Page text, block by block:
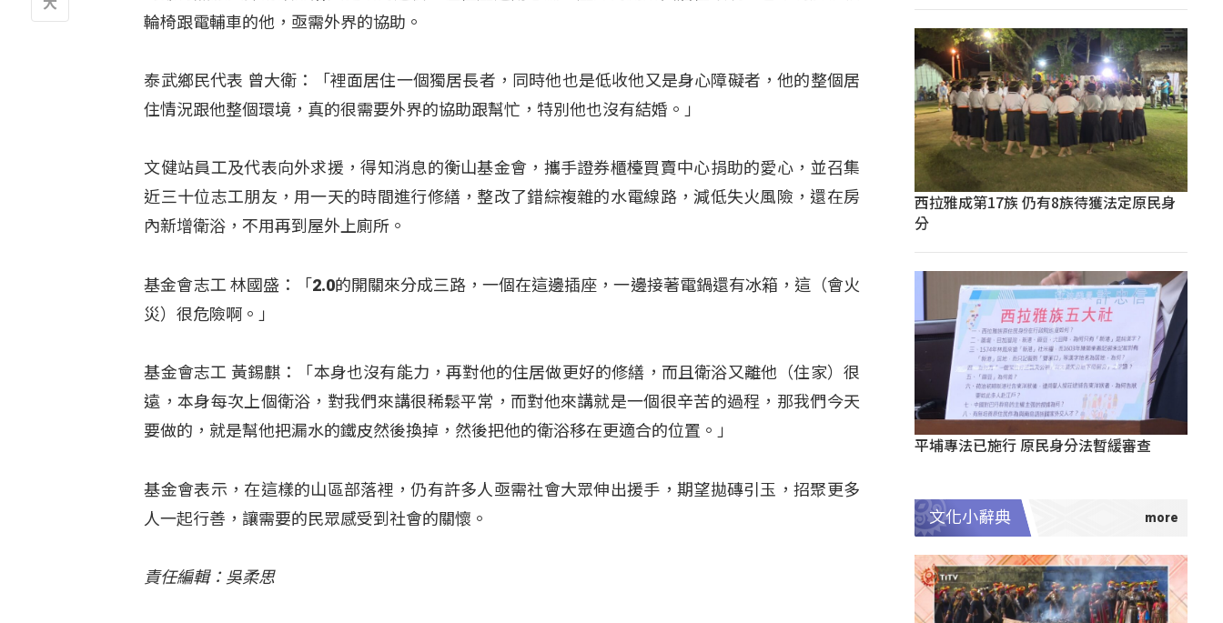
輪椅跟電輔車的他，亟需外界的協助。
泰武鄉民代表 曾大衛：「裡面居住一個獨居長者，同時他也是低收他又是身心障礙者，他的整個居
住情況跟他整個環境，真的很需要外界的協助跟幫忙，特別他也沒有結婚。」
文健站員工及代表向外求援，得知消息的衡山基金會，攜手證券櫃檯買賣中心捐助的愛心，並召集
近三十位志工朋友，用一天的時間進行修繕，整改了錯綜複雜的水電線路，減低失火風險，還在房
內新增衛浴，不用再到屋外上廁所。
基金會志工 林國盛：「2.0的開關來分成三路，一個在這邊插座，一邊接著電鍋還有冰箱，這（會火
災）很危險啊。」
基金會志工 黃錫麒：「本身也沒有能力，再對他的住居做更好的修繕，而且衛浴又離他（住家）很
遠，本身每次上個衛浴，對我們來講很稀鬆平常，而對他來講就是一個很辛苦的過程，那我們今天
要做的，就是幫他把漏水的鐵皮然後換掉，然後把他的衛浴移在更適合的位置。」
基金會表示，在這樣的山區部落裡，仍有許多人亟需社會大眾伸出援手，期望拋磚引玉，招聚更多
人一起行善，讓需要的民眾感受到社會的關懷。
責任編輯：吳柔思
西拉雅成第17族 仍有8族待獲法定原民身
分
平埔專法已施行 原民身分法暫緩審查
文化小辭典